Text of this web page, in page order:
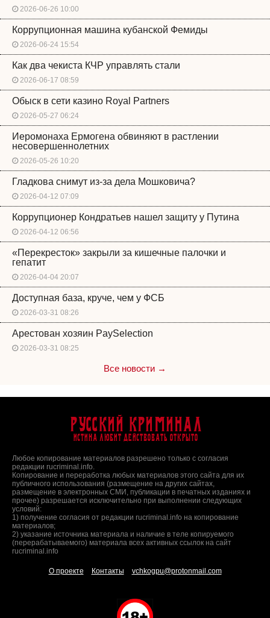
2026-06-26 10:00
Коррупционная машина кубанской Фемиды
2026-06-24 15:54
Как два чекиста КЧР управлять стали
2026-06-17 08:59
Обыск в сети казино Royal Partners
2026-05-27 06:24
Иеромонаха Ермогена обвиняют в растлении
несовершеннолетних
2026-05-26 10:20
Гладкова снимут из-за дела Мошковича?
2026-04-12 07:09
Коррупционер Кондратьев нашел защиту у Путина
2026-04-12 06:56
«Перекресток» закрыли за кишечные палочки и
гепатит
2026-04-04 20:07
Доступная база, круче, чем у ФСБ
2026-03-31 08:26
Арестован хозяин PaySelection
2026-03-31 08:25
Все новости →
Русский Криминал
Истина любит действовать открыто
Любое копирование материалов разрешено только с согласия
редакции rucriminal.info.
Копирование и переработка любых материалов этого сайта для их
публичного использования (размещение на других сайтах,
размещение в электронных СМИ, публикации в печатных изданиях и
прочее) разрешается исключительно при выполнении следующих
условий:
1) получение согласия от редакции rucriminal.info на копирование
материалов;
2) указание источника материала и наличие в теле копируемого
(перерабатываемого) материала всех активных ссылок на сайт
rucriminal.info
О проекте Контакты vchkogpu@protonmail.com